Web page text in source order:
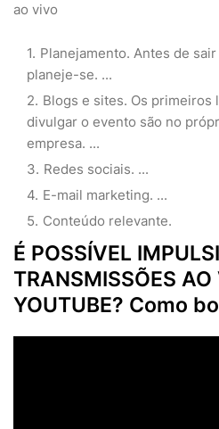
ao vivo
Planejamento. Antes de
planeje-se. ...
Blogs e sites. Os primeiros
divulgar o evento são no
empresa. ...
Redes sociais. ...
E-mail marketing. ...
Conteúdo relevante.
É POSSÍVEL
TRANSMISSÕES AO
YOUTUBE? Como